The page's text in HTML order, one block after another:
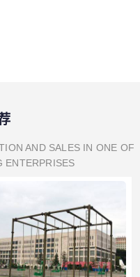
AND SALES IN ONE OF
ENTERPRISES